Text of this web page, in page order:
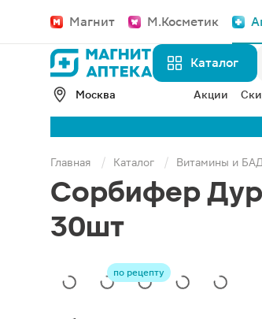
Магнит М.Косметик
Каталог
Москва Акции
Главная Каталог Витамины и БАД
Сорбифер
30шт
по рецепту